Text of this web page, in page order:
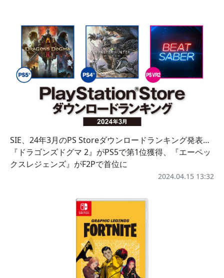
SIE、24年3月のPS Storeダウンロードランキング発表…
『ドラゴンズドグマ 2』がPS5で第1位獲得、『エーペッ
クスレジェンズ』がF2Pで首位に
2024.04.15 13:32